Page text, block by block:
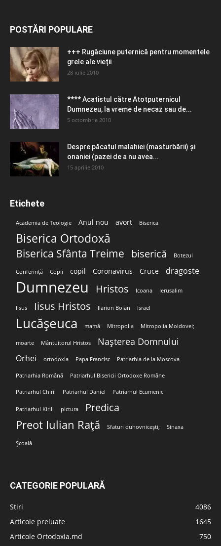
POSTĂRI POPULARE
+++ Rugăciune puternică pentru momentele
grele ale vieţii
28 iulie 2010
**** Acatistul către Atotputernicul
Dumnezeu, la vreme de necaz sau de...
5 octombrie 2010
Despre păcatul malahiei (masturbării) şi
onaniei (pazei de a nu avea...
15 aprilie 2010
Etichete
Academia de Teologie Anul nou avort Biserica
Biserica Ortodoxă
Biserica Sfânta Treime biserică Botezul
Conferință Copii copil Coronavirus Cruce dragoste
Dumnezeu Hristos Icoana Ierusalim
Iisus Iisus Hristos Ilarion Boian Israel
Lucășeuca mamă Mitropolia Mitropolia Moldovei;
moarte Mântuitorul Hristos Nașterea Domnului
Orhei ortodoxia Papa Francisc Patriarhia de la Moscova
Patriarhia Română Patriarhul Bisericii Ortodoxe Române
Patriarhul Chiril Patriarhul Daniel Patriarhul Ecumenic
Patriarhul Kirill pictura Predica
Preot Iulian Rață Sfaturi duhovnicești; Sinaxa
Școală
CATEGORIE POPULARĂ
Stiri
4086
Articole preluate
1645
Articole Ortodoxia.md
750